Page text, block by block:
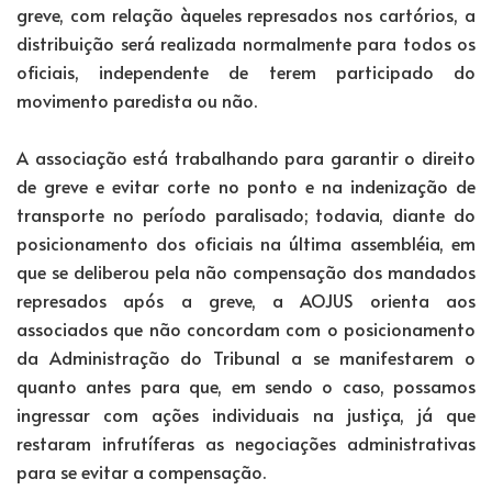
greve, com relação àqueles represados nos cartórios, a
distribuição será realizada normalmente para todos os
oficiais, independente de terem participado do
movimento paredista ou não.
A associação está trabalhando para garantir o direito
de greve e evitar corte no ponto e na indenização de
transporte no período paralisado; todavia, diante do
posicionamento dos oficiais na última assembléia, em
que se deliberou pela não compensação dos mandados
represados após a greve, a AOJUS orienta aos
associados que não concordam com o posicionamento
da Administração do Tribunal a se manifestarem o
quanto antes para que, em sendo o caso, possamos
ingressar com ações individuais na justiça, já que
restaram infrutíferas as negociações administrativas
para se evitar a compensação.